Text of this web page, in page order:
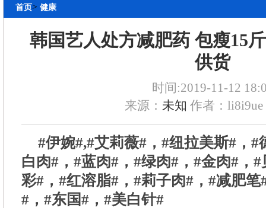
首页> 健康
韩国艺人处方减肥药 包瘦15
供货
时间:2019-11-12
来源：未知 作者：li8i9ue
​#伊婉#,#艾莉薇#，#纽拉美斯#，#
白肉#，#蓝肉#，#绿肉#，#金肉#，
彩#，#红溶脂#，#莉子肉#，#减肥
#，#东国#，#美白针#